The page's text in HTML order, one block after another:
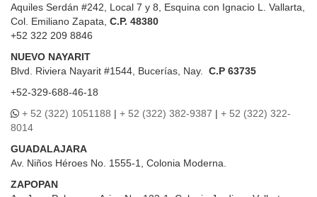
Aquiles Serdán #242, Local 7 y 8, Esquina con Ignacio L. Vallarta,
Col. Emiliano Zapata, C.P. 48380
+52 322 209 8846
NUEVO NAYARIT
Blvd.
Riviera Nayarit #1544, Bucerías, Nay. C.P 63735
+52-329-688-46-18
+ 52 (322) 1051188 | + 52 (322) 382-9387 | + 52 (322) 322-
8014
GUADALAJARA
Av. Niños Héroes No. 1555-1, Colonia Moderna.
ZAPOPAN